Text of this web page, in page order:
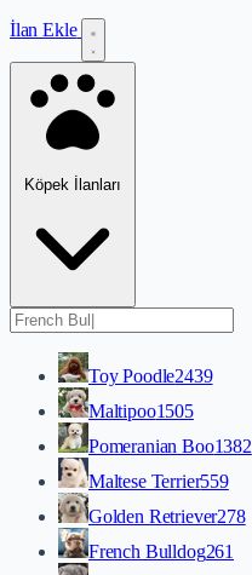
İlan Ekle
Köpek İlanları
Toy Poodle2439
Maltipoo1505
Pomeranian Boo1382
Maltese Terrier559
Golden Retriever278
French Bulldog261